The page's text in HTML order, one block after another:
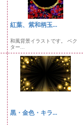
紅葉、紫和柄玉...
和風背景イラストです。 ベク
ター...
黒・金色・キラ...